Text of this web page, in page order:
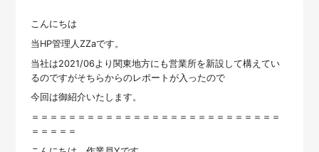
こんにちは
当HP管理人ZZaです。
当社は2021/06より関東地方にも営業所を新設して構えてい
るのですがそちらからのレポートが入ったので
今回は御紹介いたします。
＝＝＝＝＝＝＝＝＝＝＝＝＝＝＝＝＝＝＝＝＝＝＝＝＝＝＝
＝＝＝＝＝